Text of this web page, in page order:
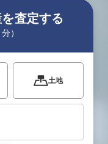
査定する
）
土地